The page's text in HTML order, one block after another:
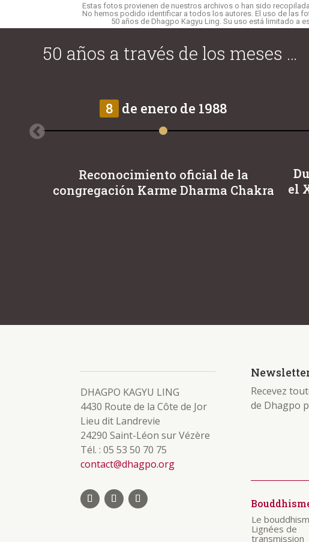
Estas fotos provienen de nuestros archivos o han sido
No hemos podido identificar a todos los autores. El uso de las
50 años de Dhagpo Kagyu Ling. Su uso está limitado a
50 años a través de los meses …
Reconocimiento oficial de la
congregación Karme Dharma Chakra
8 de enero de 1988
el
DHAGPO KAGYU LING
4430 Route de la Côte de Jor
Lieu dit Landrevie
24290 Saint-Léon sur Vézère
Tél. : 05 53 50 70 75
contact@dhagpo.org
Recevez
de Dhagpo
Le
Lignées de
transmission